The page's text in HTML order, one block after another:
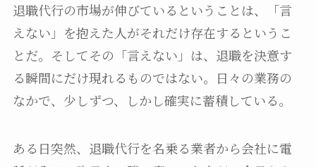
退職代行の市場が伸びているということは、「言
えない」を抱えた人がそれだけ存在するというこ
とだ。そしてその「言えない」は、退職を決意す
る瞬間にだけ現れるものではない。日々の業務の
なかで、少しずつ、しかし確実に蓄積している。
ある日突然、退職代行を名乗る業者から会社に電